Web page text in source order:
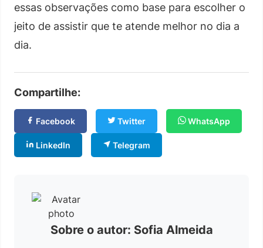
essas observações como base para escolher o
jeito de assistir que te atende melhor no dia a
dia.
Compartilhe:
Facebook Twitter WhatsApp
LinkedIn Telegram
Sobre o autor: Sofia Almeida